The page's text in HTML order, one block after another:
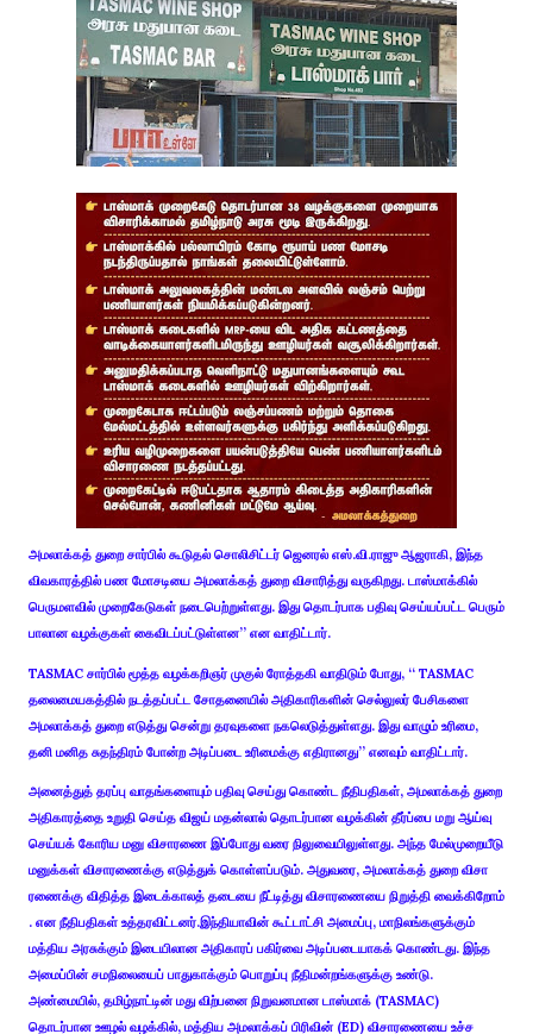
அமலாக்​கத் துறை சார்​பில் கூடு​தல் சொலிசிட்​டர் ஜெனரல் எஸ்​.​வி.​ராஜு ஆஜராகி, இந்த
விவ​காரத்​தில் பண மோசடியை அமலாக்​கத் துறை விசா​ரித்து வரு​கிறது. டாஸ்​மாக்​கில்
பெரு​மள​வில் முறை​கேடு​கள் நடை​பெற்​றுள்​ளது. இது தொடர்​பாக பதிவு செய்​யப்​பட்ட பெரும்​
பாலான வழக்​கு​கள் கைவிடப்​பட்​டுள்​ளன’’ என வாதிட்​டார்.
TASMAC சார்​பில் மூத்த வழக்​கறிஞர் முகுல் ரோத்​தகி வாதிடும் போது, ‘‘ TASMAC
தலை​மையகத்​தில் நடத்​தப்​பட்ட சோதனை​யில் அதி​காரி​களின் செல்​லுலர் பேசிகளை
அமலாக்​கத் துறை எடுத்து சென்று தரவு​களை நகலெடுத்​துள்​ளது. இது வாழும் உரிமை,
தனி மனித சுதந்​திரம் போன்ற அடிப்​படை உரிமைக்கு எதி​ரானது’’ எனவும் வாதிட்​டார்.
அனைத்துத் தரப்பு வாதங்​களை​யும் பதிவு செய்து கொண்ட நீதிப​தி​கள், அமலாக்​கத் துறை
அதி​காரத்தை உறுதி செய்த விஜய் மதன்​லால் தொடர்​பான வழக்​கின் தீர்ப்பை மறு ஆய்வு
செய்யக் கோரிய மனு வி​சா​ரணை​ இப்போது வரை நிலுவையிலுள்​ளது. அந்த மேல்​முறை​யீடு
மனுக்​கள் வி​சா​ரணைக்கு எடுத்​துக் கொள்​ளப்​படும். அது​வரை, அமலாக்​கத் துறை வி​சா​
ரணைக்​கு வி​தித்​த இடைக்​காலத் தடையை நீட்டித்து வி​சா​ரணை​யை நிறுத்​தி வைக்​கிறோம்​
. என நீதிபதிகள்​ உத்​தரவிட்​டனர்​.இந்தியாவின் கூட்டாட்சி அமைப்பு, மாநிலங்களுக்கும்
மத்திய அரசுக்கும் இடையிலான அதிகாரப் பகிர்வை அடிப்படையாகக் கொண்டது. இந்த
அமைப்பின் சமநிலையைப் பாதுகாக்கும் பொறுப்பு நீதிமன்றங்களுக்கு உண்டு.
அண்மையில், தமிழ்நாட்டின் மது விற்பனை நிறுவனமான டாஸ்மாக் (TASMAC)
தொடர்பான ஊழல் வழக்கில், மத்திய அமலாக்கப் பிரிவின் (ED) விசாரணையை உச்ச